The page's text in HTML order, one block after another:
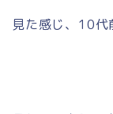
見た感じ、10代